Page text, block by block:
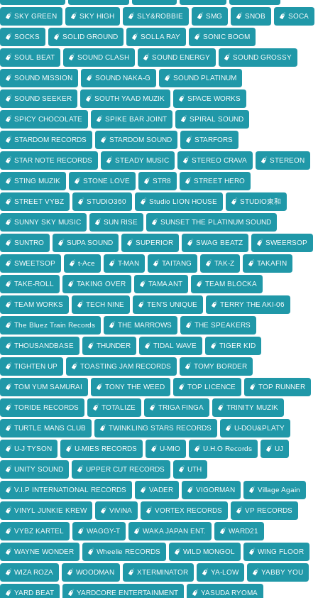
SKY GREEN SKY HIGH SLY&ROBBIE SMG SNOB SOCA
SOCKS SOLID GROUND SOLLA RAY SONIC BOOM
SOUL BEAT SOUND CLASH SOUND ENERGY SOUND GROSSY
SOUND MISSION SOUND NAKA-G SOUND PLATINUM
SOUND SEEKER SOUTH YAAD MUZIK SPACE WORKS
SPICY CHOCOLATE SPIKE BAR JOINT SPIRAL SOUND
STARDOM RECORDS STARDOM SOUND STARFORS
STAR NOTE RECORDS STEADY MUSIC STEREO CRAVA STEREON
STING MUZIK STONE LOVE STR8 STREET HERO
STREET VYBZ STUDIO360 Studio LION HOUSE STUDIO東和
SUNNY SKY MUSIC SUN RISE SUNSET THE PLATINUM SOUND
SUNTRO SUPA SOUND SUPERIOR SWAG BEATZ SWEERSOP
SWEETSOP t-Ace T-MAN TAITANG TAK-Z TAKAFIN
TAKE-ROLL TAKING OVER TAMA ANT TEAM BLOCKA
TEAM WORKS TECH NINE TEN'S UNIQUE TERRY THE AKI-06
The Bluez Train Records THE MARROWS THE SPEAKERS
THOUSANDBASE THUNDER TIDAL WAVE TIGER KID
TIGHTEN UP TOASTING JAM RECORDS TOMY BORDER
TOM YUM SAMURAI TONY THE WEED TOP LICENCE TOP RUNNER
TORIDE RECORDS TOTALIZE TRIGA FINGA TRINITY MUZIK
TURTLE MANS CLUB TWINKLING STARS RECORDS U-DOU&PLATY
U-J TYSON U-MIES RECORDS U-MIO U.H.O Records UJ
UNITY SOUND UPPER CUT RECORDS UTH
V.I.P INTERNATIONAL RECORDS VADER VIGORMAN Village Again
VINYL JUNKIE KREW ViViNA VORTEX RECORDS VP RECORDS
VYBZ KARTEL WAGGY-T WAKA JAPAN ENT. WARD21
WAYNE WONDER Wheelie RECORDS WILD MONGOL WING FLOOR
WIZA ROZA WOODMAN XTERMINATOR YA-LOW YABBY YOU
YARD BEAT YARDCORE ENTERTAINMENT YASUDA RYOMA